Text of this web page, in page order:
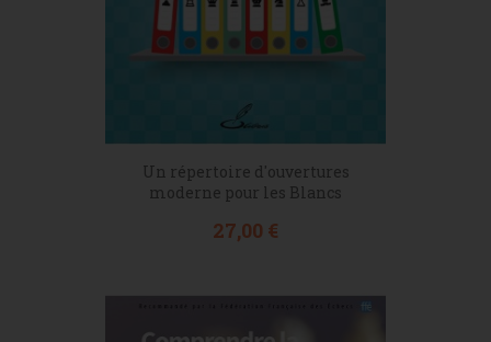
Un répertoire d'ouvertures
moderne pour les Blancs
Prix
27,00 €